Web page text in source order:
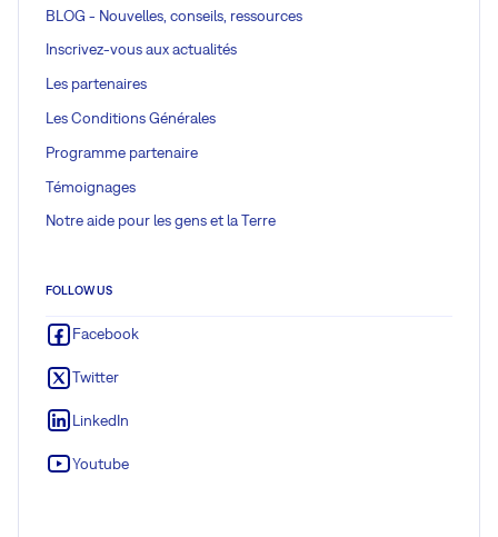
BLOG - Nouvelles, conseils, ressources
Inscrivez-vous aux actualités
Les partenaires
Les Conditions Générales
Programme partenaire
Témoignages
Notre aide pour les gens et la Terre
FOLLOW US
Facebook
Twitter
LinkedIn
Youtube